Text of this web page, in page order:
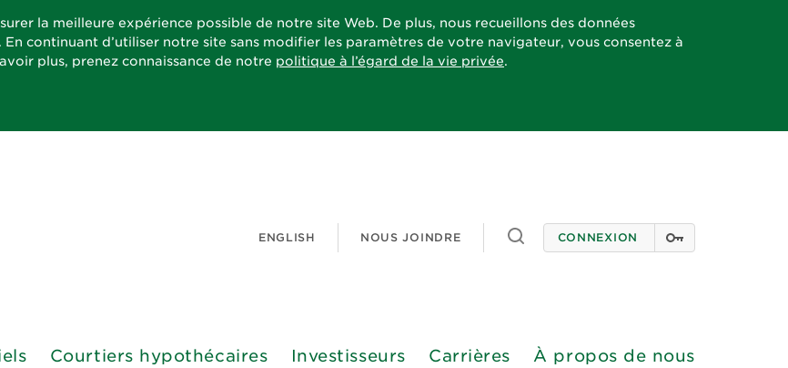
la meilleure expérience possible de notre site Web. De plus, nous recueillons des données
continuant d’utiliser notre site sans modifier les paramètres de votre navigateur, vous consentez à
plus, prenez connaissance de notre politique à l’égard de la vie privée.
ENGLISH NOUS JOINDRE
Toggle
search
CONNEXION
Courtiers hypothécaires Investisseurs Carrières À propos de nous